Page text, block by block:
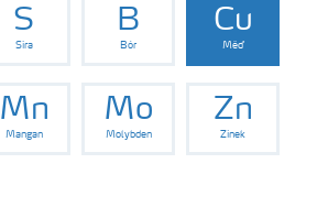
S
Síra
B
Bór
Cu
Měď
Mn
Mangan
Mo
Molybden
Zn
Zinek